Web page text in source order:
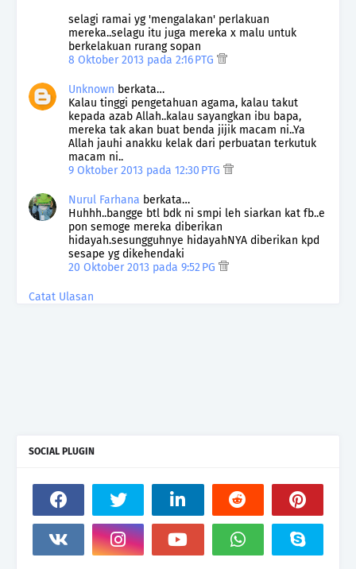
selagi ramai yg 'mengalakan' perlakuan
mereka..selagu itu juga mereka x malu untuk
berkelakuan rurang sopan
8 Oktober 2013 pada 2:16 PTG
Unknown berkata…
Kalau tinggi pengetahuan agama, kalau takut
kepada azab Allah..kalau sayangkan ibu bapa,
mereka tak akan buat benda jijik macam ni..Ya
Allah jauhi anakku kelak dari perbuatan terkutuk
macam ni..
9 Oktober 2013 pada 12:30 PTG
Nurul Farhana berkata…
Huhhh..bangge btl bdk ni smpi leh siarkan kat fb..e
pon semoge mereka diberikan
hidayah.sesungguhnye hidayahNYA diberikan kpd
sesape yg dikehendaki
20 Oktober 2013 pada 9:52 PG
Catat Ulasan
SOCIAL PLUGIN